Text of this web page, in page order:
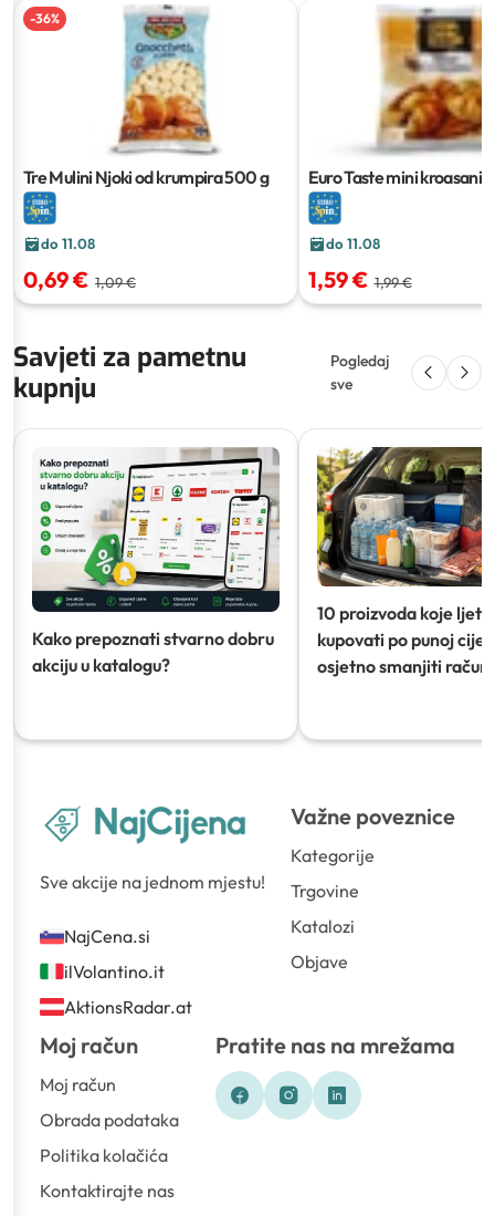
-36%
Tre Mulini Njoki od krumpira500 g
do 11.08
0,69 € 1,09 €
Euro Taste mini kroasani
do 11.08
1,59 € 1,99 €
Savjeti za pametnu
kupnju
Pogledaj
sve
Kako prepoznati stvarno dobru
akciju u katalogu?
10 proizvoda koje ljeti
kupovati po punoj
osjetno smanjiti račun)
Sve akcije na jednom mjestu!
NajCena.si
ilVolantino.it
AktionsRadar.at
Važne poveznice
Kategorije
Trgovine
Katalozi
Objave
Moj račun
Moj račun
Obrada podataka
Politika kolačića
Kontaktirajte nas
Pratite nas na mrežama